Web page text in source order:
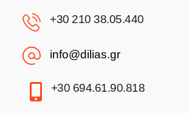
+30 210 38.05.440
info@dilias.gr
+30 694.61.90.818